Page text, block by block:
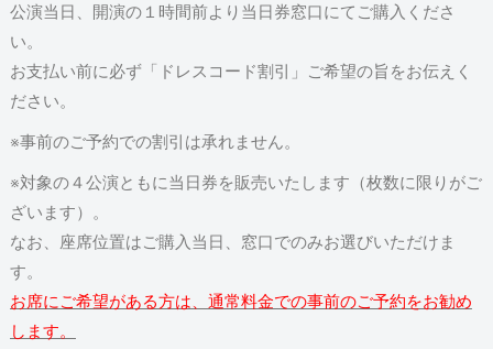
公演当日、開演の１時間前より当日券窓口にてご購入くださ
い。
お支払い前に必ず「ドレスコード割引」ご希望の旨をお伝えく
ださい。
※事前のご予約での割引は承れません。
※対象の４公演ともに当日券を販売いたします（枚数に限りがご
ざいます）。
なお、座席位置はご購入当日、窓口でのみお選びいただけま
す。
お席にご希望がある方は、通常料金での事前のご予約をお勧め
します。